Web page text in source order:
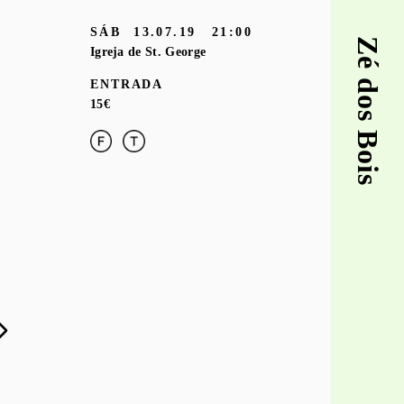
Zé dos Bois
SÁB 13.07.19
21:00
Igreja de St. George
ENTRADA
15€